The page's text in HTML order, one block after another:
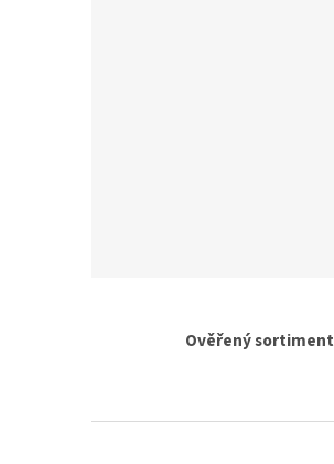
Ověřený sortiment